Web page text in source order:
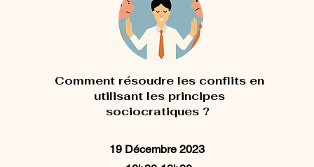
Comment résoudre les conflits en
utilisant les principes
sociocratiques ?
19 Décembre 2023